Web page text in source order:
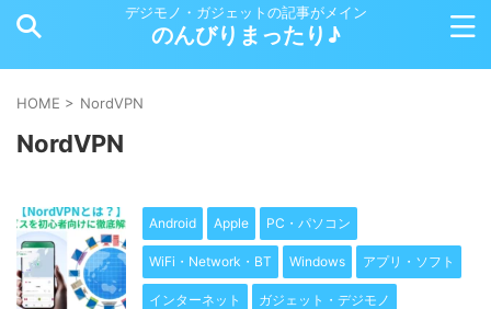
デジモノ・ガジェットの記事がメイン
のんびりまったり♪
HOME > NordVPN
NordVPN
Android Apple PC・パソコン
WiFi・Network・BT Windows アプリ・ソフト
インターネット ガジェット・デジモノ